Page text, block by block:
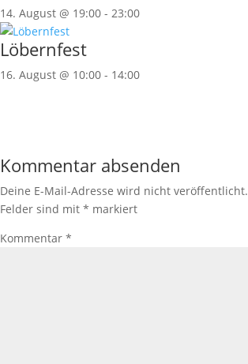
14. August @ 19:00 - 23:00
Löbernfest
16. August @ 10:00 - 14:00
Kommentar absenden
Deine E-Mail-Adresse wird nicht veröffentlicht.
Felder sind mit * markiert
Kommentar *